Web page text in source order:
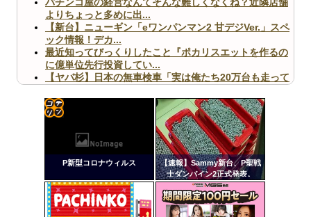
よりちょっと多めに出...
【新台】ニューギン「eワンパンマン2 甘デジVer.」スペ
ック情報！デカ...
最近知ってびっくりしたこと『ポカリスエットを作るの
に億単位先行投資してい...
【ヤバ杉】日本の無車検車「実は俺たち20万台も走って
【閲覧注意】俺が近くにいると機械が壊れるんだけどさ
【画像】ペプシコーラ社、「こういうのでいいんだよ」
Powered by livedoor 相互RSS
P新型コロナウィルス
【速報】Sammy新台、P聖戦
士ダンバイン2正式発表。
定リ
ンク